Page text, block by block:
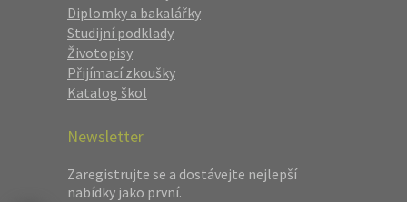
Diplomky a bakalářky
Studijní podklady
Životopisy
Přijímací zkoušky
Katalog škol
Newsletter
Zaregistrujte se a dostávejte nejlepší
nabídky jako první.